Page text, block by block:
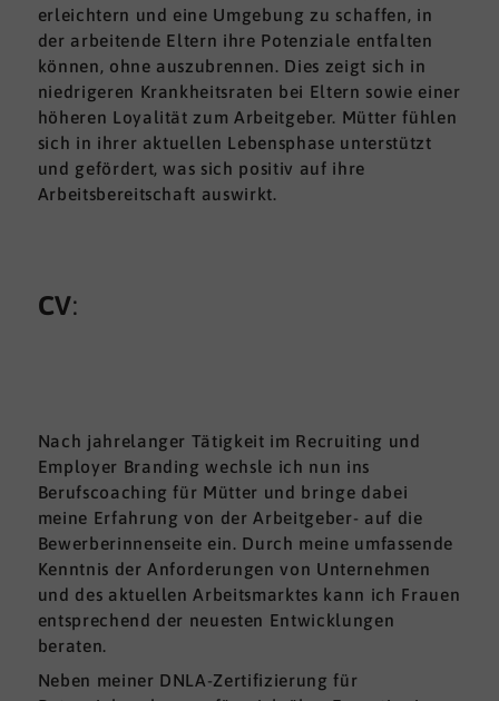
erleichtern und eine Umgebung zu schaffen, in
der arbeitende Eltern ihre Potenziale entfalten
können, ohne auszubrennen. Dies zeigt sich in
niedrigeren Krankheitsraten bei Eltern sowie einer
höheren Loyalität zum Arbeitgeber. Mütter fühlen
sich in ihrer aktuellen Lebensphase unterstützt
und gefördert, was sich positiv auf ihre
Arbeitsbereitschaft auswirkt.
CV:
Nach jahrelanger Tätigkeit im Recruiting und
Employer Branding wechsle ich nun ins
Berufscoaching für Mütter und bringe dabei
meine Erfahrung von der Arbeitgeber- auf die
Bewerberinnenseite ein. Durch meine umfassende
Kenntnis der Anforderungen von Unternehmen
und des aktuellen Arbeitsmarktes kann ich Frauen
entsprechend der neuesten Entwicklungen
beraten.
Neben meiner DNLA-Zertifizierung für